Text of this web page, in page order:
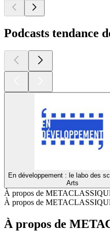
Podcasts tendance
En développement : le labo des
Arts
À propos de
À propos de
À propos de